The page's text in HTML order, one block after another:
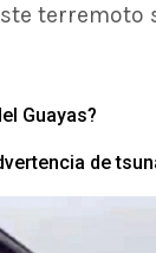
Guayas?
de